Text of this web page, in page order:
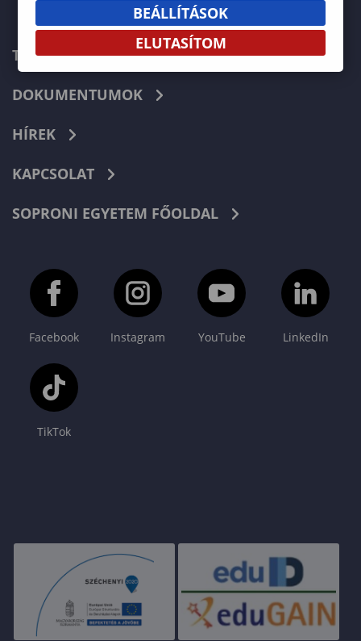
TELEFONKÖNYV
DOKUMENTUMOK
HÍREK
KAPCSOLAT
SOPRONI EGYETEM FŐOLDAL
Facebook Instagram YouTube LinkedIn
TikTok
BEÁLLÍTÁSOK
ELUTASÍTOM